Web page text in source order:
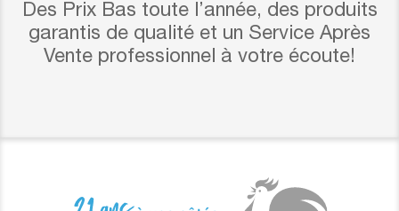
Des Prix Bas toute l’année, des produits
garantis de qualité et un Service Après
Vente professionnel à votre écoute!